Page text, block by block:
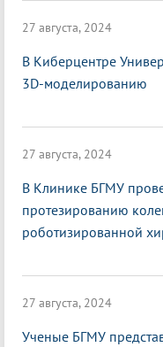
27 августа, 2024
В Киберцентре
3D-моделированию
27 августа, 2024
В Клинике БГМУ
протезированию
роботизированной
27 августа, 2024
Ученые БГМУ